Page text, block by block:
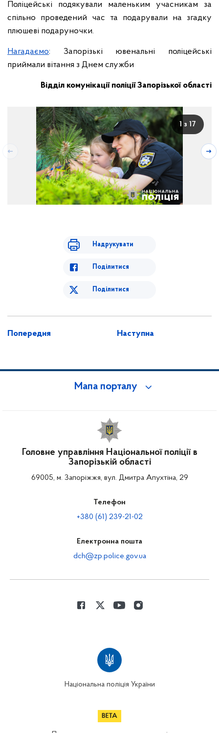
Поліцейські подякували маленьким учасникам за
спільно проведений час та подарували на згадку
плюшеві подаруночки.
Нагадаємо: Запорізькі ювенальні поліцейські
приймали вітання з Днем служби
Відділ комунікації поліції Запорізької області
1 з 17
Надрукувати
Поділитися
Поділитися
Попередня Наступна
Мапа порталу
Головне управління Національної поліції в
Запорізькій області
69005, м. Запоріжжя, вул. Дмитра Апухтіна, 29
Телефон
+380 (61) 239-21-02
Електронна пошта
dch@zp.police.gov.ua
Національна поліція України